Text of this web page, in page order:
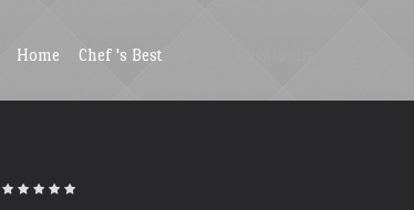
Home Chef 's Best